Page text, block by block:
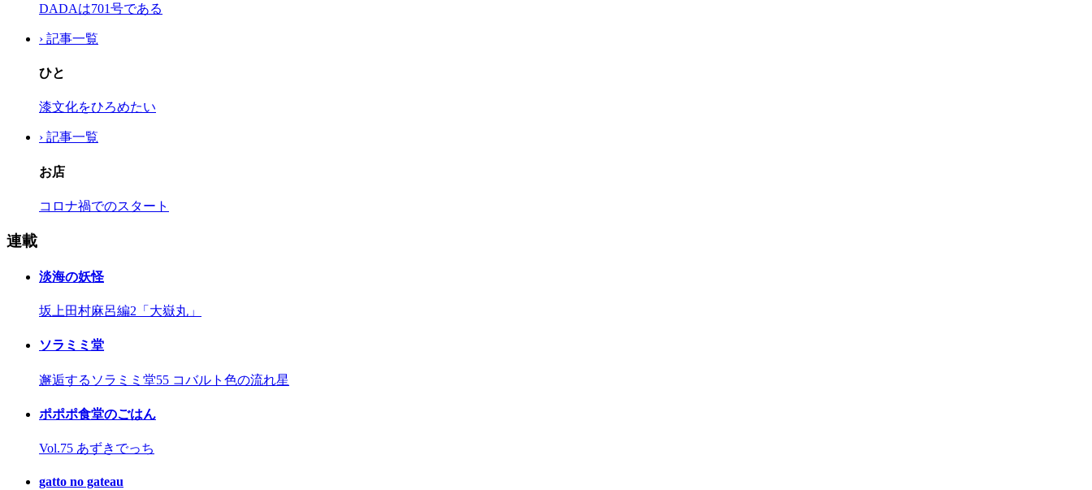
DADAは701号である
› 記事一覧
ひと
漆文化をひろめたい
› 記事一覧
お店
コロナ禍でのスタート
連載
淡海の妖怪
坂上田村麻呂編2「大嶽丸」
ソラミミ堂
邂逅するソラミミ堂55 コバルト色の流れ星
ポポポ食堂のごはん
Vol.75 あずきでっち
gatto no gateau